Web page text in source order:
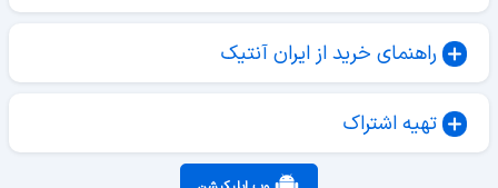
راهنمای خرید از ایران آنتیک
تهیه اشتراک